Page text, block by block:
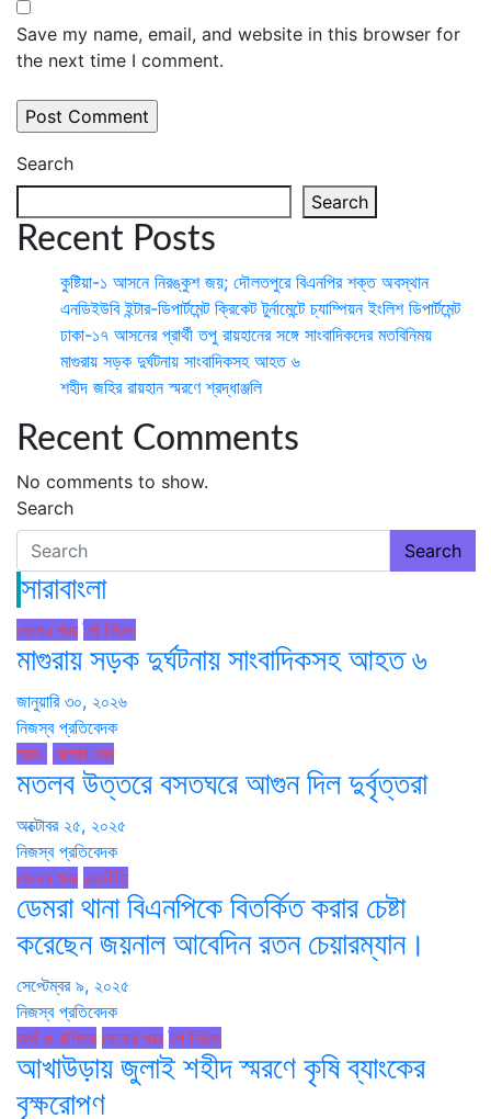
Save my name, email, and website in this browser for
the next time I comment.
Search
Search
Recent Posts
কুষ্টিয়া-১ আসনে নিরঙ্কুশ জয়; দৌলতপুরে বিএনপির শক্ত অবস্থান
এনডিইউবি ইন্টার-ডিপার্টমেন্ট ক্রিকেট টুর্নামেন্টে চ্যাম্পিয়ন ইংলিশ ডিপার্টমেন্ট
ঢাকা-১৭ আসনের প্রার্থী তপু রায়হানের সঙ্গে সাংবাদিকদের মতবিনিময়
মাগুরায় সড়ক দুর্ঘটনায় সাংবাদিকসহ আহত ৬
শহীদ জহির রায়হান স্মরণে শ্রদ্ধাঞ্জলি
Recent Comments
No comments to show.
Search
Search
সারাবাংলা
জেলার খবর টপ নিউজ
মাগুরায় সড়ক দুর্ঘটনায় সাংবাদিকসহ আহত ৬
জানুয়ারি ৩০, ২০২৬
নিজস্ব প্রতিবেদক
আরও জেলার খবর
মতলব উত্তরে বসতঘরে আগুন দিল দুর্বৃত্তরা
অক্টোবর ২৫, ২০২৫
নিজস্ব প্রতিবেদক
জেলার খবর রাজনীতি
ডেমরা থানা বিএনপিকে বিতর্কিত করার চেষ্টা
করেছেন জয়নাল আবেদিন রতন চেয়ারম্যান।
সেপ্টেম্বর ৯, ২০২৫
নিজস্ব প্রতিবেদক
অর্থ ও বাণিজ্য জেলার খবর টপ নিউজ
আখাউড়ায় জুলাই শহীদ স্মরণে কৃষি ব্যাংকের
বৃক্ষরোপণ